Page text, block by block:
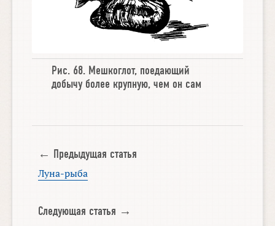
Рис. 68. Мешкоглот, поедающий
добычу более крупную,чем он сам
← Предыдущая статья
Луна-рыба
Следующая статья →